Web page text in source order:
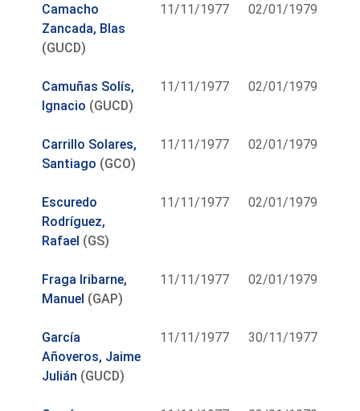
Camacho
Zancada, Blas
(GUCD)
11/11/1977 02/01/1979
Camuñas Solís,
Ignacio (GUCD)
11/11/1977 02/01/1979
Carrillo Solares,
Santiago (GCO)
11/11/1977 02/01/1979
Escuredo
Rodríguez,
Rafael (GS)
11/11/1977 02/01/1979
Fraga Iribarne,
Manuel (GAP)
11/11/1977 02/01/1979
García
Añoveros, Jaime
Julián (GUCD)
11/11/1977 30/11/1977